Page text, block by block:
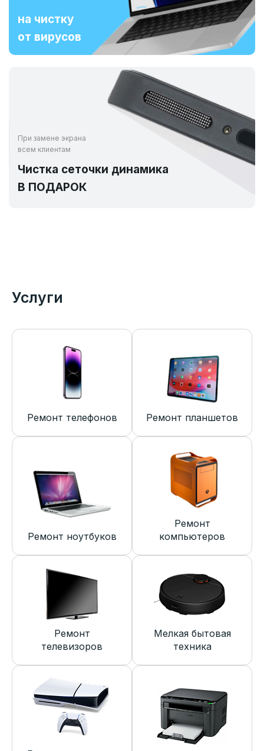
на чистку
от вирусов
При замене экрана
всем клиентам
Чистка сеточки динамика
В ПОДАРОК
Услуги
Ремонт телефонов Ремонт планшетов
Ремонт ноутбуков
Ремонт
компьютеров
Ремонт
телевизоров
Мелкая бытовая
техника